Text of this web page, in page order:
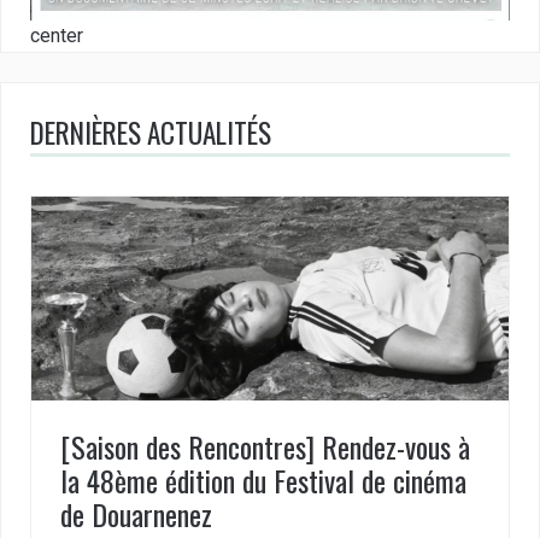
center
DERNIÈRES ACTUALITÉS
[Saison des Rencontres] Rendez-vous à
la 48ème édition du Festival de cinéma
de Douarnenez